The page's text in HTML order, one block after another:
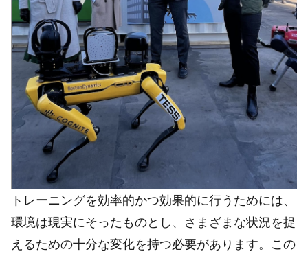
トレーニングを効率的かつ効果的に行うためには、
環境は現実にそったものとし、さまざまな状況を捉
えるための十分な変化を持つ必要があります。この